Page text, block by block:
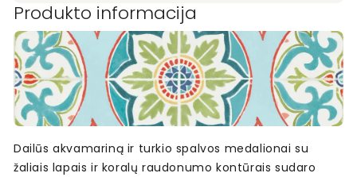
Produkto informacija
Dailūs akvamariną ir turkio spalvos medalionai su
žaliais lapais ir koralų raudonumo kontūrais sudaro